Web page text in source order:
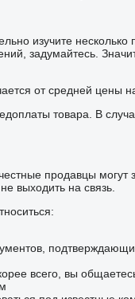
изучите
задумайтесь.
от средней цены
товара. В
продавцы
выходить на связь.
всего, вы